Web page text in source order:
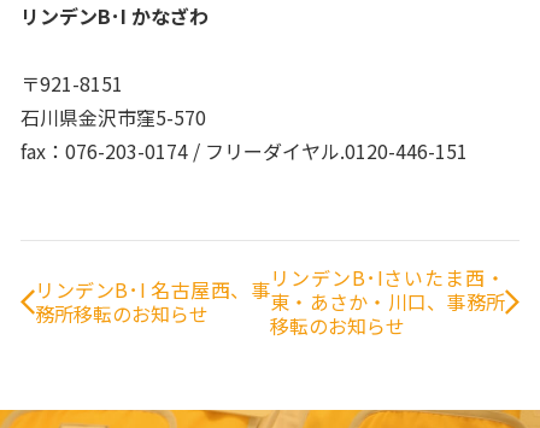
リンデンB･I かなざわ
〒921-8151
石川県金沢市窪5-570
fax：076-203-0174 / フリーダイヤル.0120-446-151
リンデンB･I 名古屋西、事
務所移転のお知らせ
リンデンB･Iさいたま西・
東・あさか・川口、事務所
移転のお知らせ